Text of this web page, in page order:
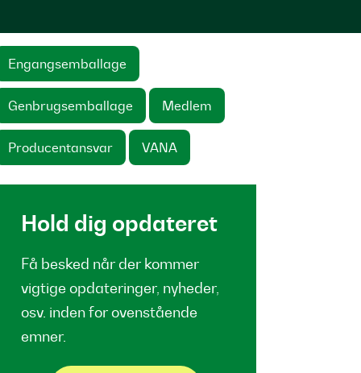
Engangsemballage
Genbrugsemballage Medlem
Producentansvar VANA
Hold dig opdateret
Få besked når der kommer
vigtige opdateringer, nyheder,
osv. inden for ovenstående
emner.